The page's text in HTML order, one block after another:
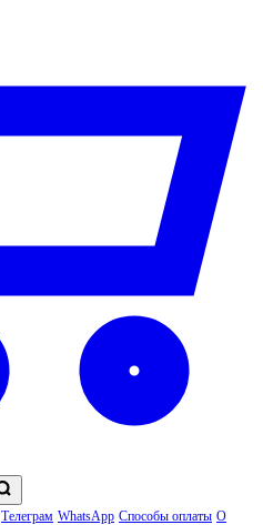
Телеграм WhatsApp Способы оплаты О